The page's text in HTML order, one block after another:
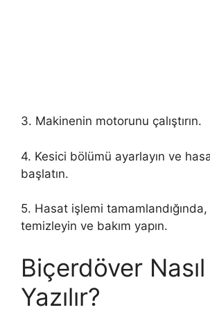
3. Makinenin motorunu çalıştırın.
4. Kesici bölümü ayarlayın ve
başlatın.
5. Hasat işlemi
temizleyin ve bakım yapın.
Biçerdöver Nasıl
Yazılır?